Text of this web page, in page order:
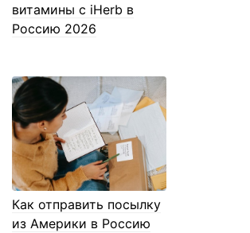
витамины с iHerb в
Россию 2026
Как отправить посылку
из Америки в Россию